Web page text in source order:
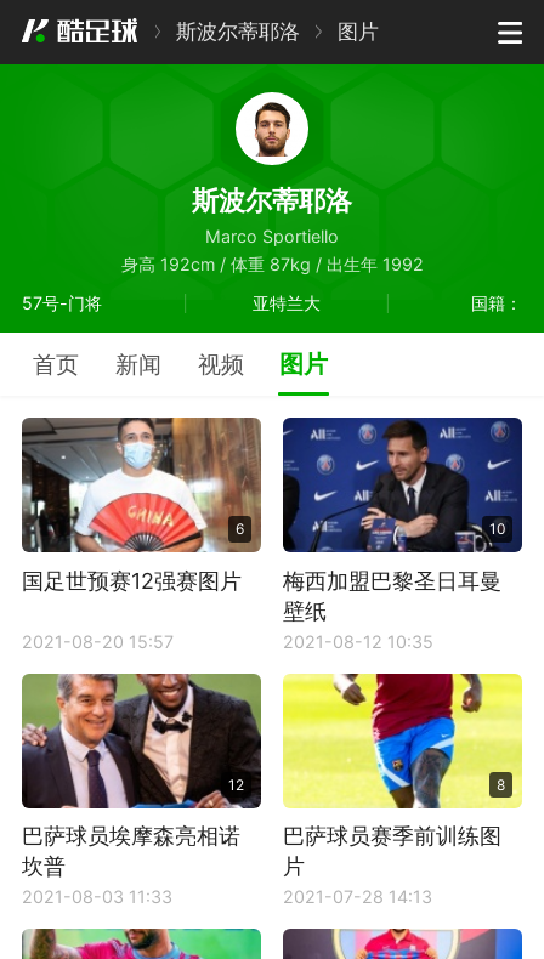
斯波尔蒂耶洛 图片
斯波尔蒂耶洛
Marco Sportiello
身高 192cm / 体重 87kg / 出生年 1992
57号-门将
亚特兰大 国籍：
首页 新闻 视频 图片
6
国足世预赛12强赛图片
2021-08-20 15:57
10
梅西加盟巴黎圣日耳曼
壁纸
2021-08-12 10:35
12
巴萨球员埃摩森亮相诺
坎普
2021-08-03 11:33
8
巴萨球员赛季前训练图
片
2021-07-28 14:13